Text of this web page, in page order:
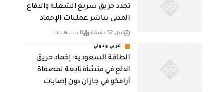
تجدد حريق سريع الشعلة والدفاع
المدني يباشر عمليات الإخماد
قبل 52 دقيقة 8 مشاهدات
عربي ودولي
‏الطاقة السعودية: إخماد حريق
اندلع في منشأة تابعة لمصفاة
أرامكو في جازان دون إصابات